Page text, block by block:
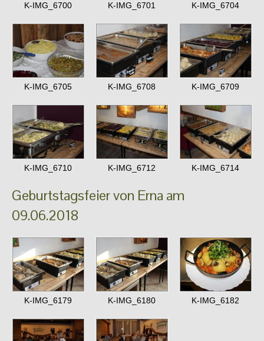
K-IMG_6700 K-IMG_6701 K-IMG_6704
K-IMG_6705 K-IMG_6708 K-IMG_6709
K-IMG_6710 K-IMG_6712 K-IMG_6714
Geburtstagsfeier von Erna am
09.06.2018
K-IMG_6179 K-IMG_6180 K-IMG_6182